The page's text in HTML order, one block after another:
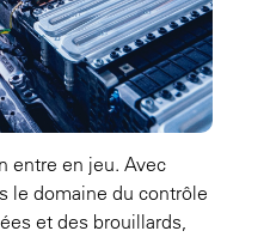
entre en jeu. Avec
le domaine du contrôle
et des brouillards,